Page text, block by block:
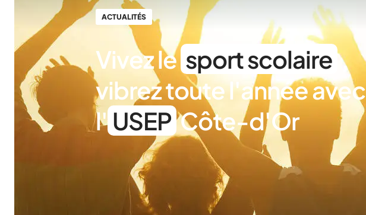
ACTUALITÉS
Vivez le sport scolaire,
vibrez toute l'année avec
l' USEPCôte-d'Or